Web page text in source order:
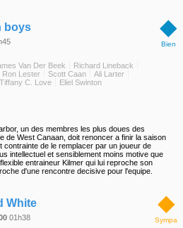
◆
Bien
boys
Van Der Beek
Richard Lineback
Ron Lester Scott Caan
Ali Larter
Tiffany C. Love
Eliel Swinton
un des membres les plus doues des
de West Canaan, doit renoncer a finir la saison
de le remplacer par un joueur de
intellectuel et sensiblement moins motive que
entraineur Kilmer qui lui reproche son
d'une rencontre decisive pour l'equipe.
◆
Sympa
White
01h38